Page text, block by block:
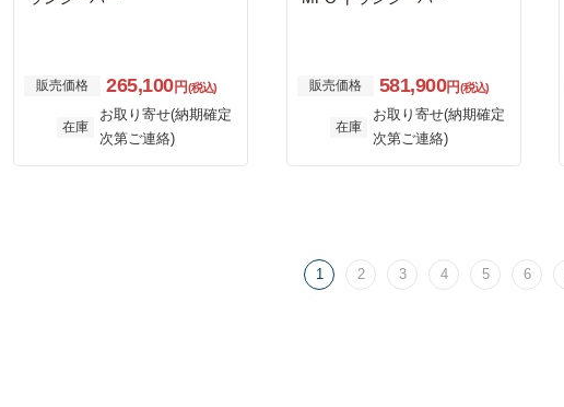
販売価格 265,100円(税込)
在庫
お取り寄せ(納期確定
次第ご連絡)
販売価格 581,900円(税込)
在庫
お取り寄せ(納期確定
次第ご連絡)
1 2 3 4 5 6